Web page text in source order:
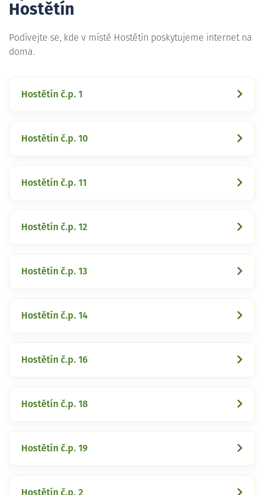
Hostětín
Podívejte se, kde v místě Hostětín poskytujeme internet na
doma.
Hostětín č.p. 1
Hostětín č.p. 10
Hostětín č.p. 11
Hostětín č.p. 12
Hostětín č.p. 13
Hostětín č.p. 14
Hostětín č.p. 16
Hostětín č.p. 18
Hostětín č.p. 19
Hostětín č.p. 2